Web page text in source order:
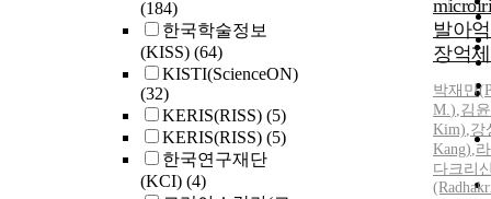
(184)
한국학술정보
(KISS) (64)
KISTI(ScienceON)
(32)
KERIS(RISS) (5)
KERIS(RISS) (5)
한국연구재단
(KCI) (4)
발아
장억
박재만(
M.),김
Kim),강
Kang),
다크리